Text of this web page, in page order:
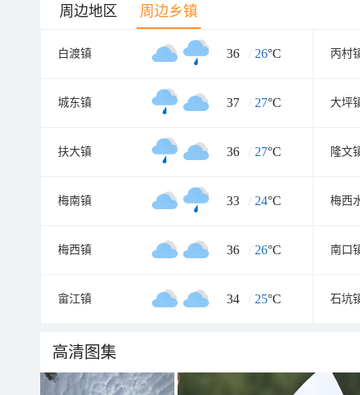
周边地区 周边乡镇
白渡镇 36 / 26°C 丙村
城东镇 37 / 27°C 大坪
扶大镇 36 / 27°C 隆文
梅南镇 33 / 24°C 梅西
梅西镇 36 / 26°C 南口
畲江镇 34 / 25°C 石坑
高清图集